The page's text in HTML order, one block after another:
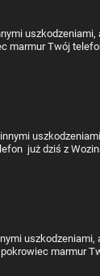
uszkodzeniami,
marmur Twój
już dziś z
uszkodzeniami,
marmur